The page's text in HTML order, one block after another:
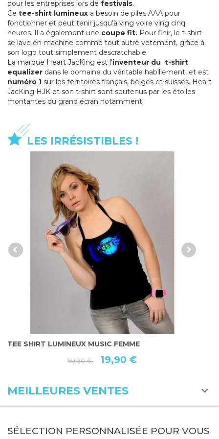
pour les entreprises lors de festivals.
Ce tee-shirt lumineux a besoin de piles AAA pour
fonctionner et peut tenir jusqu'à ving voire ving cinq
heures. Il a également une coupe fit. Pour finir, le t-shirt
se lave en machine comme tout autre vêtement, grâce à
son logo tout simplement descratchable.
La marque Heart JacKing est l'inventeur du t-shirt
equalizer dans le domaine du véritable habillement, et est
numéro 1 sur les territoires français, belges et suisses. Heart
JacKing HJK et son t-shirt sont soutenus par les étoiles
montantes du grand écran notamment.
LES IRRÉSISTIBLES !
TEE SHIRT LUMINEUX MUSIC FEMME
59,90 € 19,90 €
MEILLEURES VENTES
SÉLECTION PERSONNALISÉE POUR VOUS